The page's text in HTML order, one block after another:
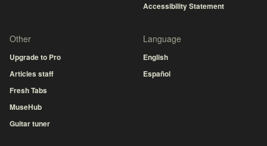
Accessibility Statement
Other
Upgrade to Pro
Articles staff
Fresh Tabs
MuseHub
Guitar tuner
Language
English
Español